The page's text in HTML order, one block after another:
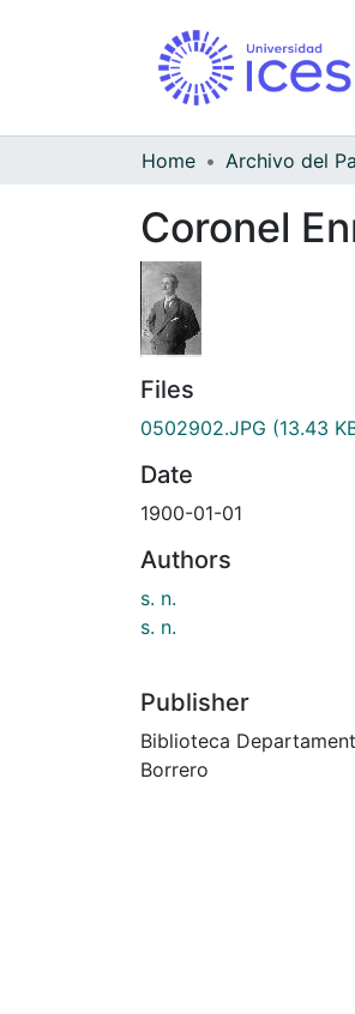
Home
Coronel
Files
0502902.JPG (13.43
Date
1900-01-01
Authors
s. n.
s. n.
Publisher
Biblioteca
Borrero